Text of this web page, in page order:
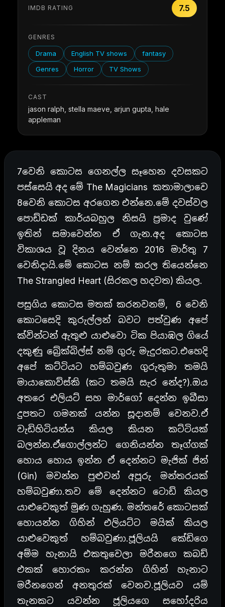
IMDB RATING 7.5
GENRES
Drama English TV shows
fantasy
Genres
Horror TV Shows
CAST
jason ralph, stella maeve, arjun gupta, hale
appleman
7වෙනි කොටස ගෙනල්ල සෑහෙන දවසකට
පස්සෙයි අද මේ The Magicians කතාමාලාවෙ
8වෙනි කොටස අරගෙන එන්නෙ.මේ දවස්වල
පොඩ්ඩක් කාර්යබහුල නිසයි ප්‍රමාද වුණේ
ඉතින් සමාවෙන්න ඒ ගැන.අද කොටස
විකාශය වූ දිනය වෙන්නෙ 2016 මාර්තු 7
වෙනිදායි.මේ කොටස නම් කරල තියෙන්නෙ
The Strangled Heart (සිරකල හදවත) කියල.
පසුගිය කොටස මතක් කරනවනම්, 6 වෙනි
කොටසෙදි කුරුල්ලන් බවට පත්වුණ අපේ
ක්වින්ටන් ඇතුළු යාළුවො ටික පියාඹල ගියේ
දකුණු බ්‍රේක්බිල්ස් නම් ගුරු මැදුරකට.එහෙදි
අපේ කට්ටියට හම්බවුණ ගුරුතුමා තමයි
මායාකොව්ස්කි (කට තමයි සැර නේද?).ඔය
අතරෙ එලියට් සහ මාර්ගෝ දෙන්න ඉබීසා
දුපතට ගමනක් යන්න සූදානම් වෙනව.ඒ
වැඩිහිටියන්ය කියල කියන කට්ටියක්
බලන්න.ඒගොල්ලන්ට ගෙනියන්න තෑග්ගක්
හොය හොය ඉන්න ඒ දෙන්නට මැජික් ජින්
(Gin) මවන්න පුළුවන් අපූරු මන්තරයක්
හම්බවුණා.තව මේ දෙන්නට ටොඩ් කියල
යාළුවෙකුත් මුණ ගැහුණ. මන්තරේ කොටසක්
හොයන්න ගිහින් එලියට්ට මයික් කියල
යාළුවෙකුත් හම්බවුණා.ජූලියයි කේඩිගෙ
අම්ම හැනායි එකතුවෙලා මරීනගෙ කබඩ්
එකක් හොරකං කරන්න ගිහින් හැනාට
මරීනගෙන් අනතුරක් වෙනව.ජූලියව යම්
තැනකට යවන්න ජූලියගෙ සහෝදරිය